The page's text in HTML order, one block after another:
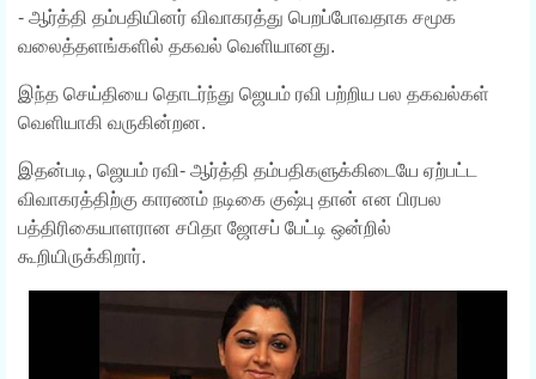
- ஆர்த்தி தம்பதியினர் விவாகரத்து பெறப்போவதாக சமூக
வலைத்தளங்களில் தகவல் வெளியானது.
இந்த செய்தியை தொடர்ந்து ஜெயம் ரவி பற்றிய பல தகவல்கள்
வெளியாகி வருகின்றன.
இதன்படி, ஜெயம் ரவி- ஆர்த்தி தம்பதிகளுக்கிடையே ஏற்பட்ட
விவாகரத்திற்கு காரணம் நடிகை குஷ்பு தான் என பிரபல
பத்திரிகையாளரான சபிதா ஜோசப் பேட்டி ஒன்றில்
கூறியிருக்கிறார்.